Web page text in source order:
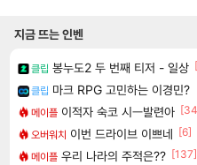
지금 뜨는 인벤
클립 봉누도2 두 번째 티저 - 일상
클립 마크 RPG 고민하는 이경민?
메이플 이적자 숙코 시ㅡ발련아
오버워치 이번 드라이브 이쁘네 [6]
메이플 우리 나라의 주적은?? [137]